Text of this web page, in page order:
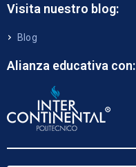
Visita nuestro blog:
Blog
Alianza educativa con: